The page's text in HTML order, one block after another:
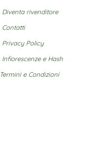
Diventa rivenditore
Contatti
Privacy Policy
Infiorescenze e Hash
Termini e Condizioni